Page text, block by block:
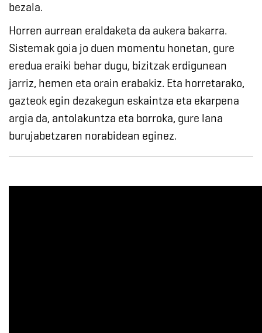
bezala.
Horren aurrean eraldaketa da aukera bakarra.
Sistemak goia jo duen momentu honetan, gure
eredua eraiki behar dugu, bizitzak erdigunean
jarriz, hemen eta orain erabakiz. Eta horretarako,
gazteok egin dezakegun eskaintza eta ekarpena
argia da, antolakuntza eta borroka, gure lana
burujabetzaren norabidean eginez.